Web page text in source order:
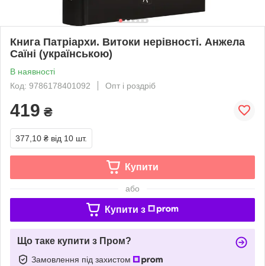
Книга Патріархи. Витоки нерівності. Анжела
Саїні (українською)
В наявності
Код: 9786178401092
Опт і роздріб
419 ₴
377,10 ₴ від 10 шт.
Купити
або
Купити з
Що таке купити з Пром?
Замовлення під захистом